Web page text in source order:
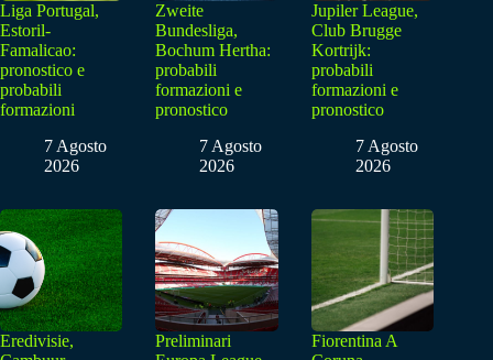
Liga Portugal,
Estoril-
Famalicao:
pronostico e
probabili
formazioni
7 Agosto
2026
Zweite
Bundesliga,
Bochum Hertha:
probabili
formazioni e
pronostico
7 Agosto
2026
Jupiler League,
Club Brugge
Kortrijk:
probabili
formazioni e
pronostico
7 Agosto
2026
Eredivisie,
Preliminari
Fiorentina A